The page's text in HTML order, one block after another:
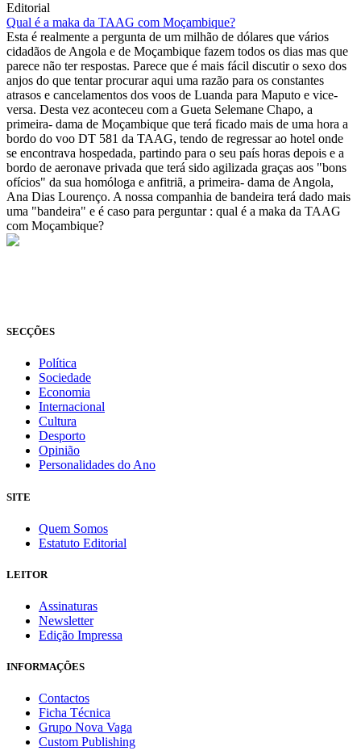
Editorial
Qual é a maka da TAAG com Moçambique?
Esta é realmente a pergunta de um milhão de dólares que vários
cidadãos de Angola e de Moçambique fazem todos os dias mas que
parece não ter respostas. Parece que é mais fácil discutir o sexo dos
anjos do que tentar procurar aqui uma razão para os constantes
atrasos e cancelamentos dos voos de Luanda para Maputo e vice-
versa. Desta vez aconteceu com a Gueta Selemane Chapo, a
primeira- dama de Moçambique que terá ficado mais de uma hora a
bordo do voo DT 581 da TAAG, tendo de regressar ao hotel onde
se encontrava hospedada, partindo para o seu país horas depois e a
bordo de aeronave privada que terá sido agilizada graças aos "bons
ofícios" da sua homóloga e anfitriã, a primeira- dama de Angola,
Ana Dias Lourenço. A nossa companhia de bandeira terá dado mais
uma "bandeira" e é caso para perguntar : qual é a maka da TAAG
com Moçambique?
SECÇÕES
Política
Sociedade
Economia
Internacional
Cultura
Desporto
Opinião
Personalidades do Ano
SITE
Quem Somos
Estatuto Editorial
LEITOR
Assinaturas
Newsletter
Edição Impressa
INFORMAÇÕES
Contactos
Ficha Técnica
Grupo Nova Vaga
Custom Publishing